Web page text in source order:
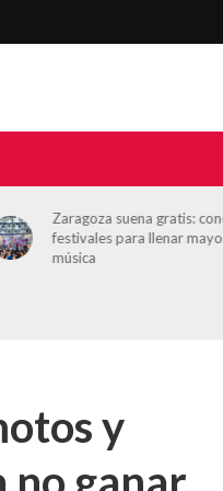
Zaragoza suena gratis:
festivales para llenar
música
y